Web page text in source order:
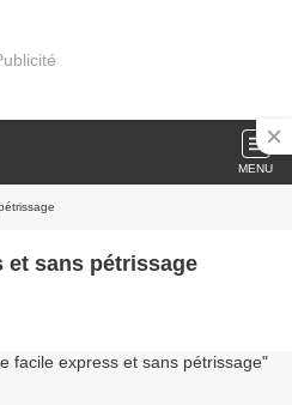
MENU
et sans pétrissage